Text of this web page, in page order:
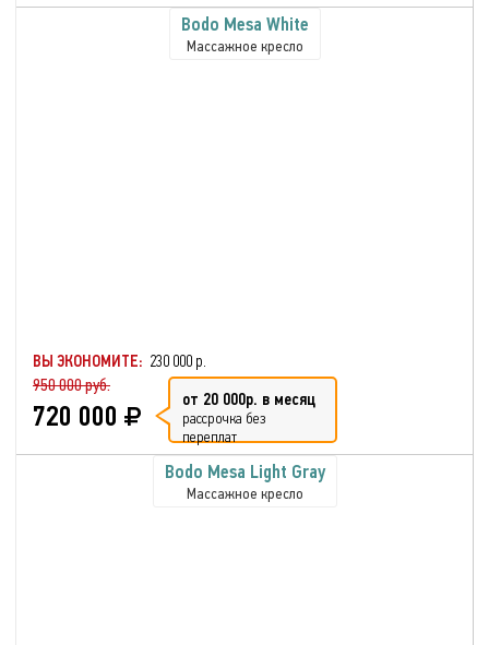
Bodo Mesa White
Массажное кресло
ВЫ ЭКОНОМИТЕ: 230 000 р.
950 000 руб.
720 000 от 20 000р. в месяц
рассрочка без
переплат
Bodo Mesa Light Gray
Массажное кресло